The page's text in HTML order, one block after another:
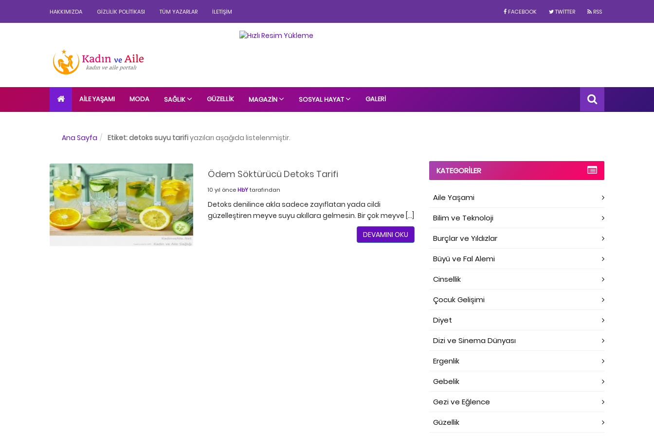
HAKKIMIZDA GIZLILIK POLITIKASI TÜM YAZARLAR İLETIŞIM FACEBOOK TWITTER RSS
AILE YAŞAMI MODA SAĞLIK GÜZELLIK MAGAZIN SOSYAL HAYAT GALERI
Ana Sayfa Etiket:detoks suyu tarifiyazıları aşağıda listelenmiştir.
Ödem Söktürücü Detoks Tarifi
10 yıl önceHbYtarafından
Detoks denilince akla sadece zayıflatan yada cildi
güzelleştiren meyve suyu akıllara gelmesin. Bir çok meyve […]
DEVAMINI OKU
KATEGORILER
Aile Yaşami
Bilim ve Teknoloji
Burçlar ve Yıldızlar
Büyü ve Fal Alemi
Cinsellik
Çocuk Gelişimi
Diyet
Dizi ve Sinema Dünyası
Ergenlik
Gebelik
Gezi ve Eğlence
Güzellik